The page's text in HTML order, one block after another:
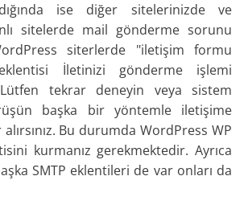
ise diğer sitelerinizde ve
sitelerde mail gönderme sorunu
siterlerde "iletişim formu
İletinizi gönderme işlemi
Lütfen tekrar deneyin veya sistem
başka bir yöntemle iletişime
Bu durumda WordPress WP
kurmanız gerekmektedir. Ayrıca
SMTP eklentileri de var onları da